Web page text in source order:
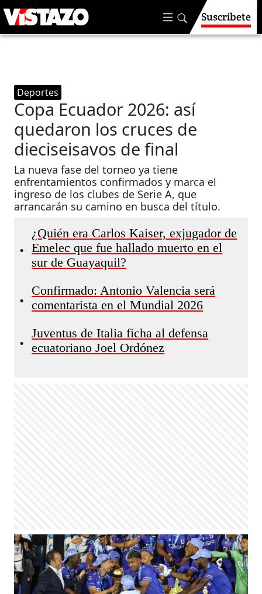
Suscríbete
Deportes
Copa Ecuador 2026: así
quedaron los cruces de
dieciseisavos de final
La nueva fase del torneo ya tiene
enfrentamientos confirmados y marca el
ingreso de los clubes de Serie A, que
arrancarán su camino en busca del título.
•
¿Quién era Carlos Kaiser, exjugador de
Emelec que fue hallado muerto en el
sur de Guayaquil?
•
Confirmado: Antonio Valencia será
comentarista en el Mundial 2026
•
Juventus de Italia ficha al defensa
ecuatoriano Joel Ordónez